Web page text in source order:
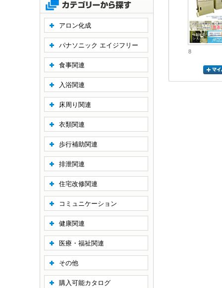
8
アロン化成
パナソニック エイジフリー
食事関連
入浴関連
床周り関連
衣類関連
歩行補助関連
排泄関連
住宅改修関連
コミュニケーション
健康関連
医療・福祉関連
その他
購入可能カタログ